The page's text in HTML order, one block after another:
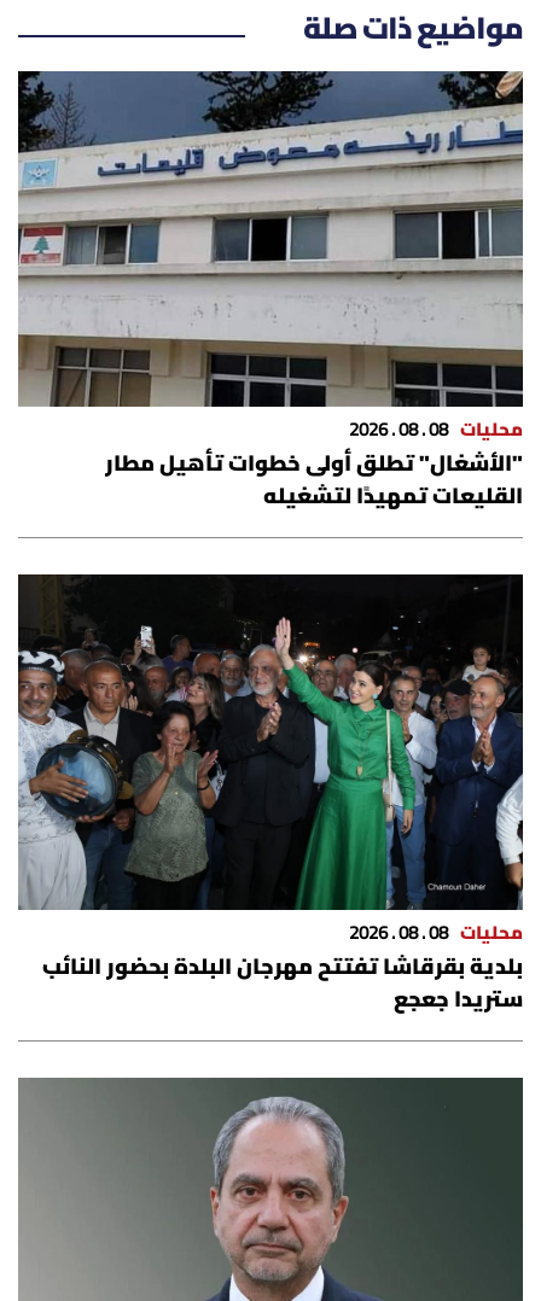
من نحن
للتواصل معنا
شروط الاستخدام
شروط الإشتراك
Digital solutions by
مواضيع ذات صلة
محليات 08 . 08 . 2026
"الأشغال" تطلق أولى خطوات تأهيل مطار
القليعات تمهيدًا لتشغيله
محليات 08 . 08 . 2026
بلدية بقرقاشا تفتتح مهرجان البلدة بحضور النائب
ستريدا جعجع